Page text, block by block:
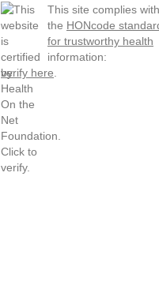
This site complies with
the HONcode
for trustworthy health
information:
verify here